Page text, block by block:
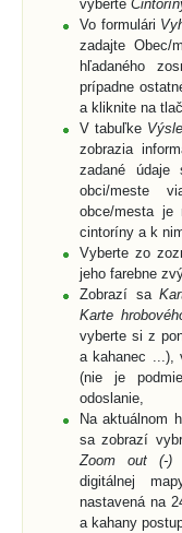
vyberte
Vo formulári
zadajte Obec/
hľadaného
prípadne
a kliknite na
V tabuľke
zobrazia
zadané údaje
obci/meste
obce/mesta je
cintoríny a k
Vyberte zo
jeho farebne
Zobrazí sa
Karte
vyberte si z
a kahanec ...),
(nie je
odoslanie,
Na aktuálnom
sa zobrazí
Zoom out (-)
digitálnej
nastavená na
a kahany